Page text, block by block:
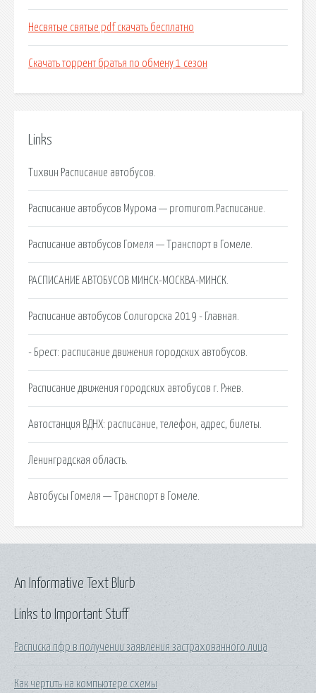
Несвятые святые pdf скачать бесплатно
Скачать торрент братья по обмену 1 сезон
Links
Тихвин Расписание автобусов.
Расписание автобусов Мурома — promurom.Расписание.
Расписание автобусов Гомеля — Транспорт в Гомеле.
РАСПИСАНИЕ АВТОБУСОВ МИНСК-МОСКВА-МИНСК.
Расписание автобусов Солигорска 2019 - Главная.
- Брест: расписание движения городских автобусов.
Расписание движения городских автобусов г. Ржев.
Автостанция ВДНХ: расписание, телефон, адрес, билеты.
Ленинградская область.
Автобусы Гомеля — Транспорт в Гомеле.
Links to Important Stuff
Расписка пфр в получении заявления застрахованного лица
Как чертить на компьютере схемы
An Informative Text Blurb